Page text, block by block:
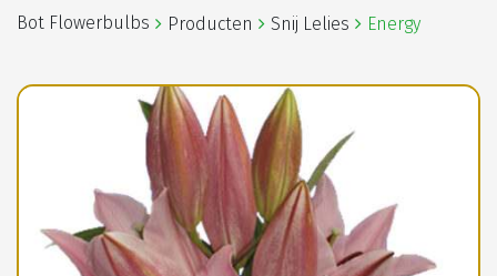
Bot Flowerbulbs Producten Snij Lelies Energy